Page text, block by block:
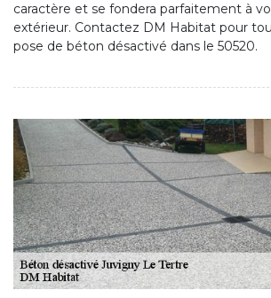
caractère et se fondera parfaitement à
extérieur. Contactez DM Habitat pour
pose de béton désactivé dans le 50520.